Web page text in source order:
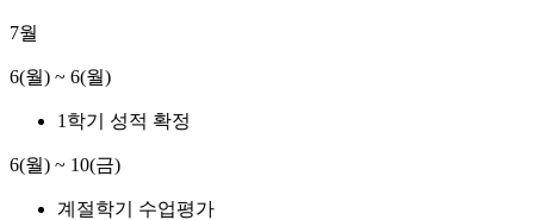
7월
6(월) ~ 6(월)
1학기 성적 확정
6(월) ~ 10(금)
계절학기 수업평가